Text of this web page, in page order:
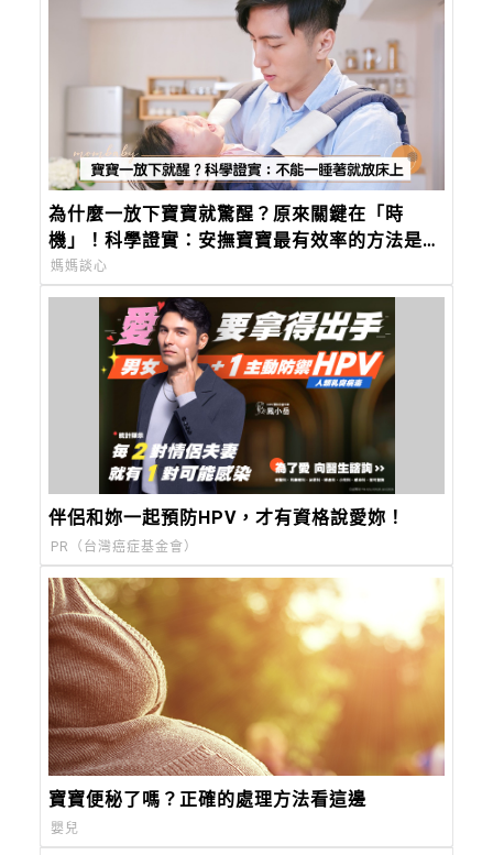
為什麼一放下寶寶就驚醒？原來關鍵在「時
機」！科學證實：安撫寶寶最有效率的方法是這
個
媽媽談心
伴侶和妳一起預防HPV，才有資格說愛妳！
PR（台灣癌症基金會）
寶寶便秘了嗎？正確的處理方法看這邊
嬰兒